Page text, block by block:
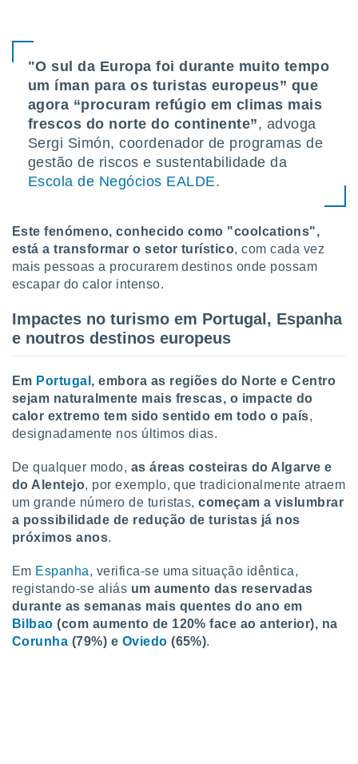
utilizar
criar
medir
os
de
ou
de dados
e melhorar
dados
através
estudos
de
1199
"O sul da Europa foi durante muito tempo
um íman para os turistas europeus” que
agora “procuram refúgio em climas mais
frescos do norte do continente”, advoga
Sergi Simón, coordenador de programas de
gestão de riscos e sustentabilidade da
Escola de Negócios EALDE.
Este fenómeno, conhecido como "coolcations",
está a transformar o setor turístico, com cada vez
mais pessoas a procurarem destinos onde possam
escapar do calor intenso.
Impactes no turismo em Portugal, Espanha
e noutros destinos europeus
Em Portugal , embora as regiões do Norte e Centro
sejam naturalmente mais frescas, o impacte do
calor extremo tem sido sentido em todo o país,
designadamente nos últimos dias.
De qualquer modo, as áreas costeiras do Algarve e
do Alentejo, por exemplo, que tradicionalmente atraem
um grande número de turistas,começam a vislumbrar
a possibilidade de redução de turistas já nos
próximos anos.
Em Espanha, verifica-se uma situação idêntica,
registando-se aliás um aumento das reservadas
durante as semanas mais quentes do ano em
Bilbao (com aumento de 120% face ao anterior), na
Corunha (79%) e Oviedo (65%).